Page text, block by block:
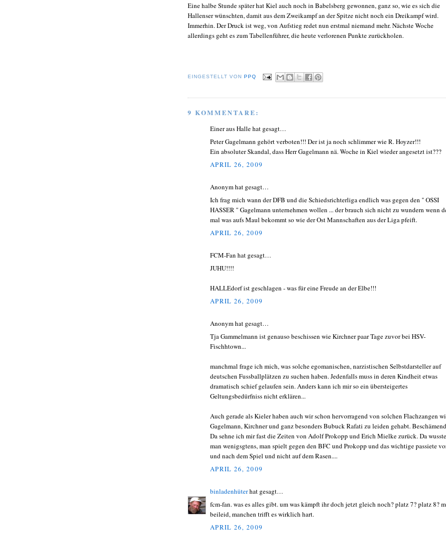
Eine halbe Stunde später hat Kiel auch noch in Babelsberg gewonnen, ganz so, wie es sich die
Hallenser wünschten, damit aus dem Zweikampf an der Spitze nicht noch ein Dreikampf wird.
Immerhin. Der Druck ist weg, von Aufstieg redet nun erstmal niemand mehr. Nächste Woche
allerdings geht es zum Tabellenführer, die heute verlorenen Punkte zurückholen.
EINGESTELLT VON PPQ
9 KOMMENTARE:
Einer aus Halle hat gesagt…
Peter Gagelmann gehört verboten!!! Der ist ja noch schlimmer wie R. Hoyzer!!!
Ein absoluter Skandal, dass Herr Gagelmann nä. Woche in Kiel wieder angesetzt ist???
APRIL 26, 2009
Anonym hat gesagt…
Ich frag mich wann der DFB und die Schiedsrichterliga endlich was gegen den " OSSI
HASSER " Gagelmann unternehmen wollen ... der brauch sich nicht zu wundern wenn
mal was aufs Maul bekommt so wie der Ost Mannschaften aus der Liga pfeift.
APRIL 26, 2009
FCM-Fan hat gesagt…
JUHU!!!!
HALLEdorf ist geschlagen - was für eine Freude an der Elbe!!!
APRIL 26, 2009
Anonym hat gesagt…
Tja Gammelmann ist genauso beschissen wie Kirchner paar Tage zuvor bei HSV-
Fischhtown...
manchmal frage ich mich, was solche egomanischen, narzistischen Selbstdarsteller auf
deutschen Fussballplätzen zu suchen haben. Jedenfalls muss in deren Kindheit etwas
dramatisch schief gelaufen sein. Anders kann ich mir so ein übersteigertes
Geltungsbedürfniss nicht erklären...
Auch gerade als Kieler haben auch wir schon hervorragend von solchen Flachzangen
Gagelmann, Kirchner und ganz besonders Bubuck Rafati zu leiden gehabt.
Da sehne ich mir fast die Zeiten von Adolf Prokopp und Erich Mielke zurück. Da wusste
man wenigsgtens, man spielt gegen den BFC und Prokopp und das wichtige passiete
und nach dem Spiel und nicht auf dem Rasen....
APRIL 26, 2009
binladenhüterhat gesagt…
fcm-fan. was es alles gibt. um was kämpft ihr doch jetzt gleich noch? platz 7? platz 8?
beileid, manchen trifft es wirklich hart.
APRIL 26, 2009